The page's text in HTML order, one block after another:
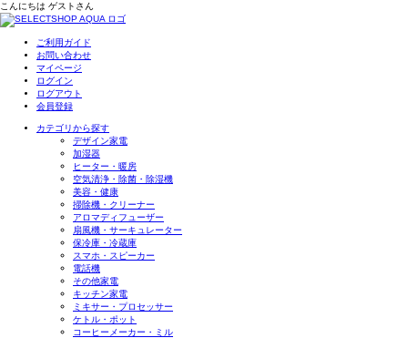
こんにちは ゲスト さん
ご利用ガイド
お問い合わせ
マイページ
ログイン
ログアウト
会員登録
カテゴリから探す
デザイン家電
加湿器
ヒーター・暖房
空気清浄・除菌・除湿機
美容・健康
掃除機・クリーナー
アロマディフューザー
扇風機・サーキュレーター
保冷庫・冷蔵庫
スマホ・スピーカー
電話機
その他家電
キッチン家電
ミキサー・プロセッサー
ケトル・ポット
コーヒーメーカー・ミル